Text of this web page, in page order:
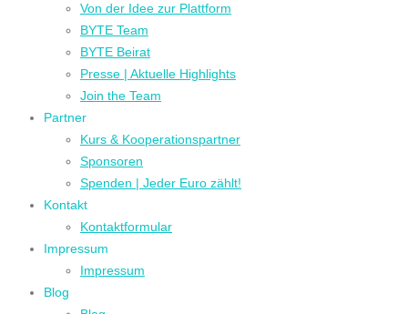
Von der Idee zur Plattform
BYTE Team
BYTE Beirat
Presse | Aktuelle Highlights
Join the Team
Partner
Kurs & Kooperationspartner
Sponsoren
Spenden | Jeder Euro zählt!
Kontakt
Kontaktformular
Impressum
Impressum
Blog